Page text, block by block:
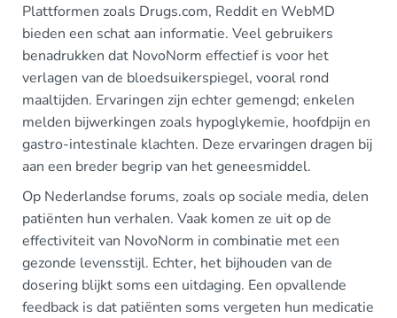
Plattformen zoals Drugs.com, Reddit en WebMD
bieden een schat aan informatie. Veel gebruikers
benadrukken dat NovoNorm effectief is voor het
verlagen van de bloedsuikerspiegel, vooral rond
maaltijden. Ervaringen zijn echter gemengd; enkelen
melden bijwerkingen zoals hypoglykemie, hoofdpijn en
gastro-intestinale klachten. Deze ervaringen dragen bij
aan een breder begrip van het geneesmiddel.
Op Nederlandse forums, zoals op sociale media, delen
patiënten hun verhalen. Vaak komen ze uit op de
effectiviteit van NovoNorm in combinatie met een
gezonde levensstijl. Echter, het bijhouden van de
dosering blijkt soms een uitdaging. Een opvallende
feedback is dat patiënten soms vergeten hun medicatie